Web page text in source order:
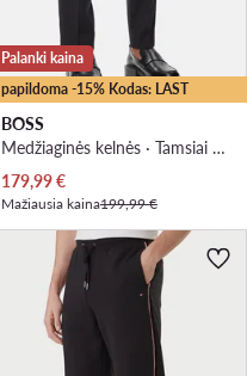
papildoma -15% Kodas: LAST
Palanki kaina
BOSS
Medžiaginės kelnės · Tamsiai mėlyna · Slim Fit
Dabartinė kaina
179,99€
Mažiausia kaina199,99 €